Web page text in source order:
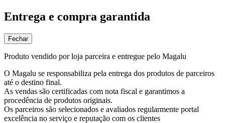
Entrega e compra garantida
Fechar
Produto vendido por loja parceira e entregue pelo Magalu
O Magalu se responsabiliza pela entrega dos produtos de parceiros
até o destino final.
As vendas são certificadas com nota fiscal e garantimos a
procedência de produtos originais.
Os parceiros são selecionados e avaliados regularmente portal
excelência no serviço e reputação com os clientes